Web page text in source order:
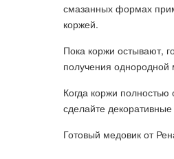
смазанных формах
коржей.
Пока коржи остывают,
получения однородной
Когда коржи
сделайте
Готовый медовик от